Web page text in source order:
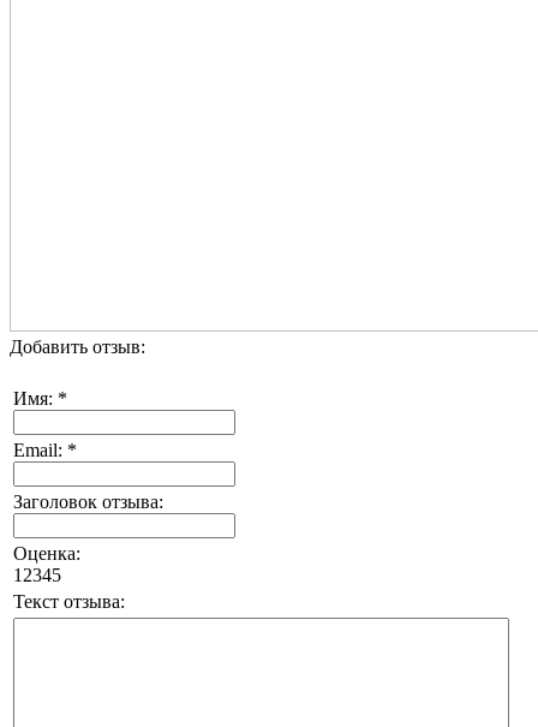
Добавить отзыв:
Имя: *
Email: *
Заголовок отзыва:
Оценка:
1 2345
Текст отзыва: